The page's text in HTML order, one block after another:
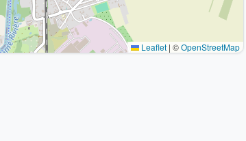
Leaflet | ©OpenStreetMap